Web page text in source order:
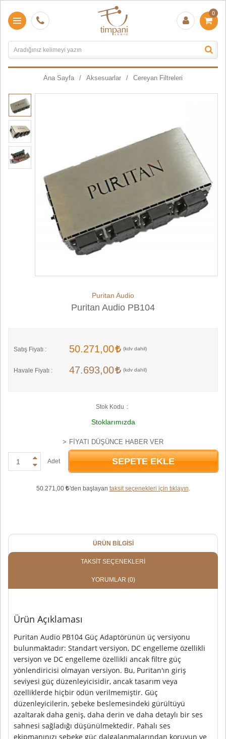
0
Ana Sayfa Aksesuarlar Cereyan Filtreleri
Puritan Audio
Puritan Audio PB104
Satış Fiyatı : 50.271,00
Havale Fiyatı : 47.693,00
Stok Kodu
Stoklarımızda
FIYATI DÜŞÜNCE HABER VER
Adet SEPETE EKLE
50.271,00 'den başlayan taksit seçenekleri için tıklayın.
ÜRÜN BILGISI
TAKSIT SEÇENEKLERI
YORUMLAR (0)
Ürün Açıklaması
Puritan Audio PB104 Güç Adaptörünün üç versiyonu
bulunmaktadır: Standart versiyon, DC engelleme özellikli
versiyon ve DC engelleme özellikli ancak filtre güç
yönlendiricisi olmayan versiyon. Bu, Puritan'ın giriş
seviyesi güç düzenleyicisidir, ancak tasarım veya
özelliklerde hiçbir ödün verilmemiştir. Güç
düzenleyicilerin, şebeke beslemesindeki gürültüyü
azaltarak daha geniş, daha derin ve daha detaylı bir ses
sahnesi sağladığı düşünülmektedir. Pahalı ses
ekipmanınızı şebeke güç dalgalanmalarından koruyun ve